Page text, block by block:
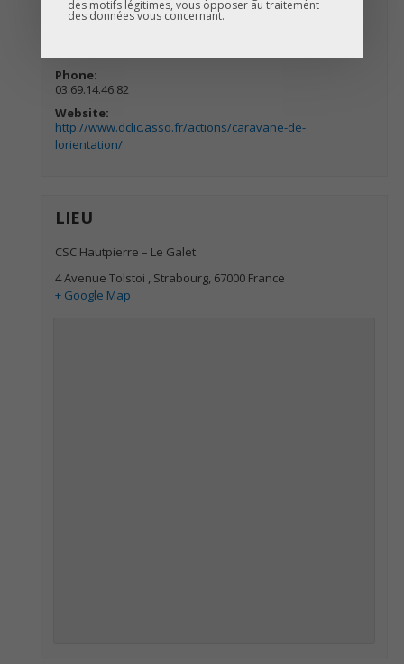
ORGANISATEUR
Phone:
03.69.14.46.82
Website:
http://www.dclic.asso.fr/actions/caravane-de-
lorientation/
LIEU
CSC Hautpierre – Le Galet
4 Avenue Tolstoi , Strabourg, 67000 France
+ Google Map
des motifs légitimes, vous opposer au traitement
des données vous concernant.